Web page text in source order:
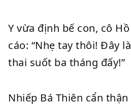
Y vừa định bế con, cô
cáo: “Nhẹ tay thôi! Đây
thai suốt ba tháng đấy!”
Nhiếp Bá Thiên cẩn